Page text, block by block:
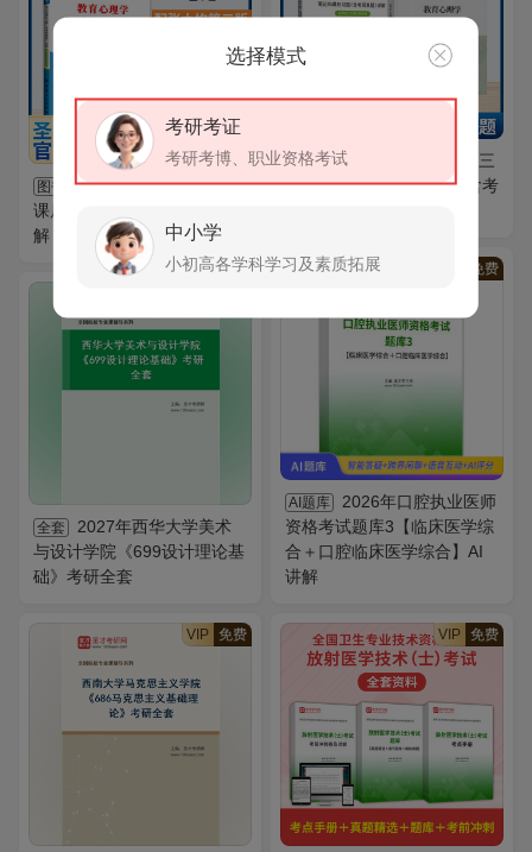
图书
张大均教育心理学第三
版 教材+笔记和课后习题含考
图书
《教育心理学》笔记和
课后习题（含考研真题）详
解【适用张大均第3版教材】
免费
AI题库
2026年口腔执业医师
资格考试题库3【临床医学综
合＋口腔临床医学综合】AI
讲解
全套
2027年西华大学美术
与设计学院《699设计理论基
础》考研全套
VIP 免费 VIP 免费
选择模式
考研考证
考研考博、职业资格考试
中小学
小初高各学科学习及素质拓展